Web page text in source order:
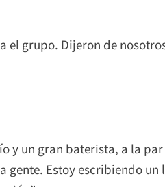
grupo. Dijeron de
y un gran baterista, a la
Estoy escribiendo